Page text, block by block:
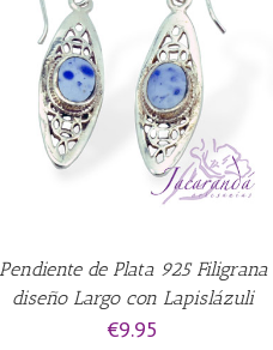
Pendiente de Plata 925 Filigrana
diseño Largo con Lapislázuli
€9.95
AÑADIR AL CARRITO / QUICK VIEW